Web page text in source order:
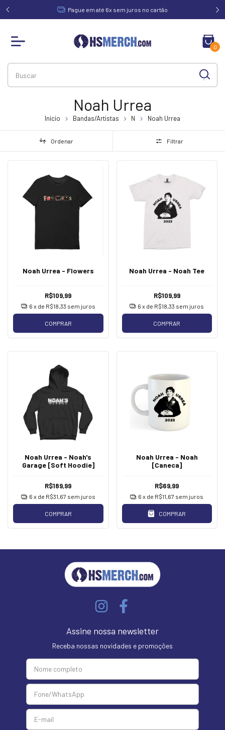
de Pague em até 6x sem juros no cartão
0
Noah Urrea
Início Bandas/Artistas N Noah Urrea
Ordenar Filtrar
Noah Urrea - Flowers
R$109,99
6 x de R$18,33 sem juros
COMPRAR
Noah Urrea - Noah Tee
R$109,99
6 x de R$18,33 sem juros
COMPRAR
Noah Urrea - Noah's
Garage [Soft Hoodie]
R$189,99
6 x de R$31,67 sem juros
COMPRAR
Noah Urrea - Noah
[Caneca]
R$69,99
6 x de R$11,67 sem juros
COMPRAR
Assine nossa newsletter
Receba nossas novidades e promoções